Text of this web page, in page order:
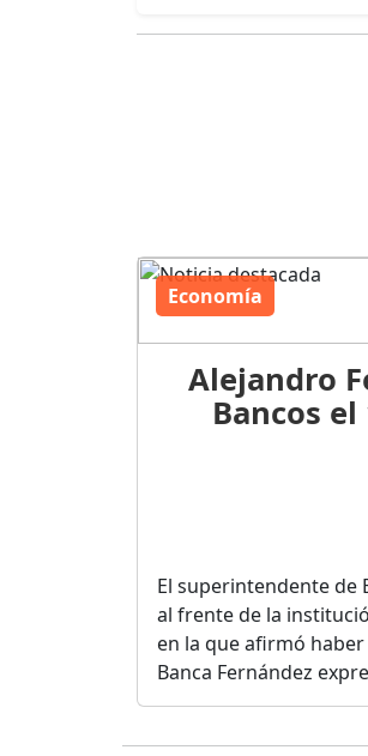
Economía
Alejandro
Bancos
El superintendente de
al frente de la
en la que afirmó
Banca Fernández